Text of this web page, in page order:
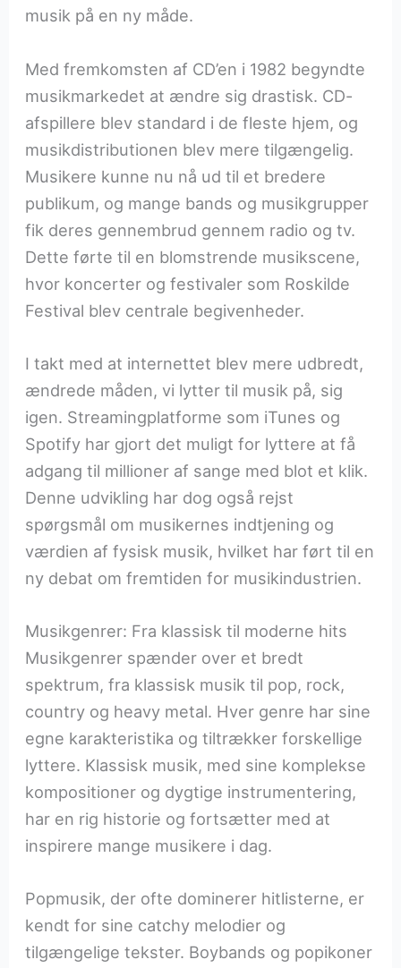
musik på en ny måde.
Med fremkomsten af CD’en i 1982 begyndte
musikmarkedet at ændre sig drastisk. CD-
afspillere blev standard i de fleste hjem, og
musikdistributionen blev mere tilgængelig.
Musikere kunne nu nå ud til et bredere
publikum, og mange bands og musikgrupper
fik deres gennembrud gennem radio og tv.
Dette førte til en blomstrende musikscene,
hvor koncerter og festivaler som Roskilde
Festival blev centrale begivenheder.
I takt med at internettet blev mere udbredt,
ændrede måden, vi lytter til musik på, sig
igen. Streamingplatforme som iTunes og
Spotify har gjort det muligt for lyttere at få
adgang til millioner af sange med blot et klik.
Denne udvikling har dog også rejst
spørgsmål om musikernes indtjening og
værdien af fysisk musik, hvilket har ført til en
ny debat om fremtiden for musikindustrien.
Musikgenrer: Fra klassisk til moderne hits
Musikgenrer spænder over et bredt
spektrum, fra klassisk musik til pop, rock,
country og heavy metal. Hver genre har sine
egne karakteristika og tiltrækker forskellige
lyttere. Klassisk musik, med sine komplekse
kompositioner og dygtige instrumentering,
har en rig historie og fortsætter med at
inspirere mange musikere i dag.
Popmusik, der ofte dominerer hitlisterne, er
kendt for sine catchy melodier og
tilgængelige tekster. Boybands og popikoner